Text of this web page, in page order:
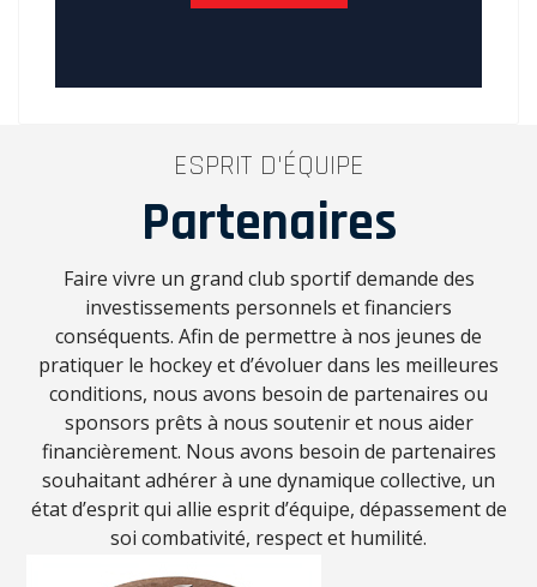
ESPRIT D'ÉQUIPE
Partenaires
Faire vivre un grand club sportif demande des
investissements personnels et financiers
conséquents. Afin de permettre à nos jeunes de
pratiquer le hockey et d’évoluer dans les meilleures
conditions, nous avons besoin de partenaires ou
sponsors prêts à nous soutenir et nous aider
financièrement. Nous avons besoin de partenaires
souhaitant adhérer à une dynamique collective, un
état d’esprit qui allie esprit d’équipe, dépassement de
soi combativité, respect et humilité.